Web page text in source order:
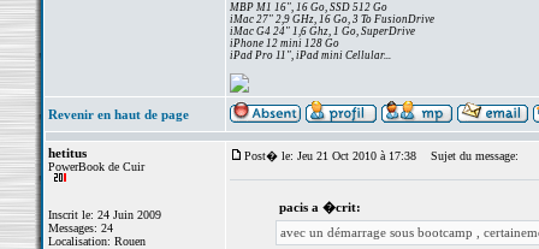
MBP M1 16", 16 Go, SSD 512 Go
iMac 27" 2,9 GHz, 16 Go, 3 To FusionDrive
iMac G4 24" 1,6 Ghz, 1 Go, SuperDrive
iPhone 12 mini 128 Go
iPad Pro 11", iPad mini Cellular...
Revenir en haut de page
hetitus
PowerBook de Cuir
Inscrit le: 24 Juin 2009
Messages: 24
Localisation: Rouen
Post� le: Jeu 21 Oct 2010 à 17:38 Sujet du message:
pacis a �crit:
avec un démarrage sous bootcamp ,